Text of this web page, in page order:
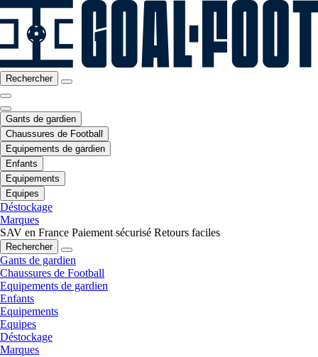
Rechercher
Gants de gardien
Chaussures de Football
Equipements de gardien
Enfants
Equipements
Equipes
Déstockage
Marques
SAV en France Paiement sécurisé Retours faciles
Rechercher
Gants de gardien
Chaussures de Football
Equipements de gardien
Enfants
Equipements
Equipes
Déstockage
Marques